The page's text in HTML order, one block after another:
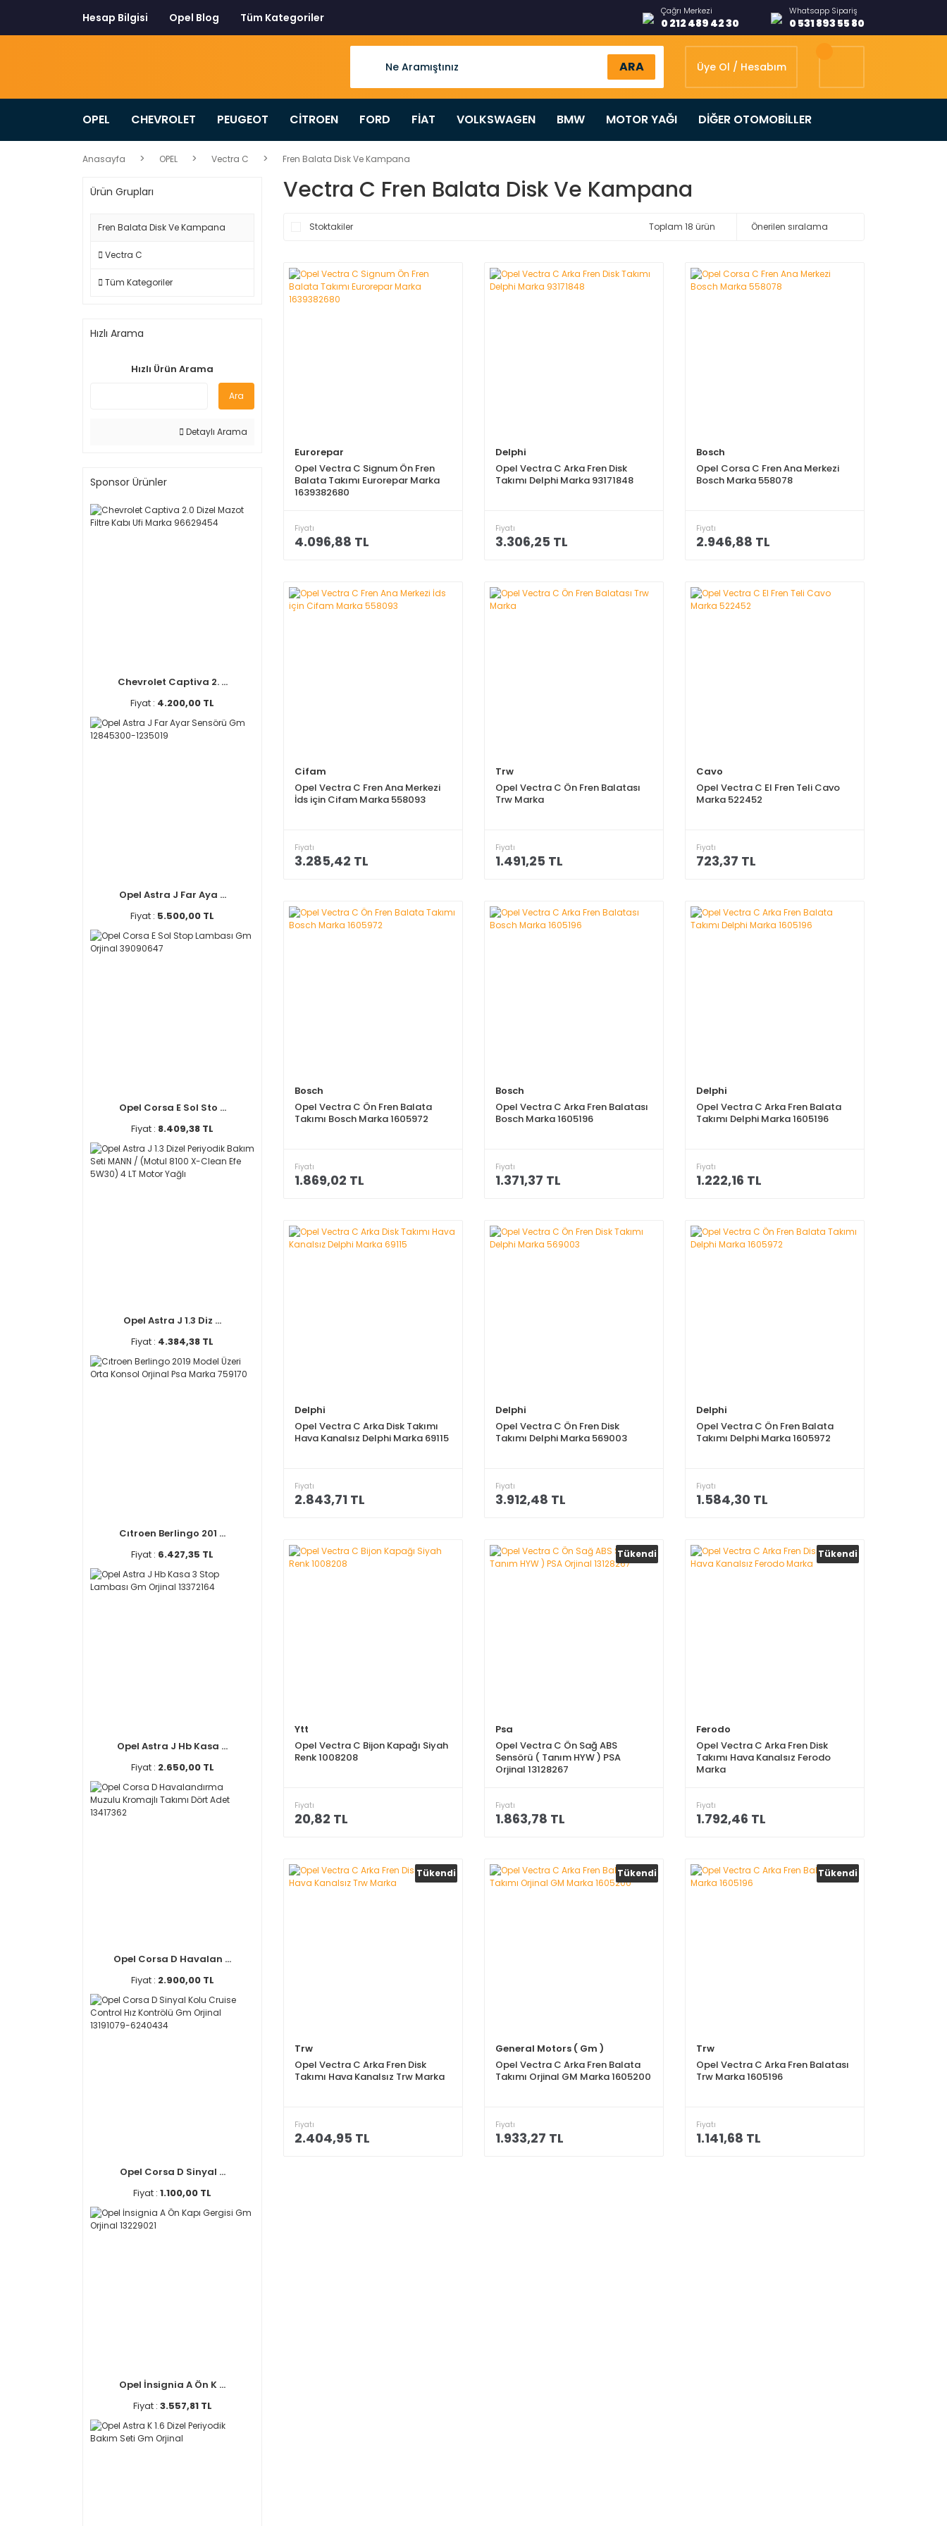
Hesap Bilgisi Opel Blog Tüm Kategoriler Çağrı Merkezi
0 212 489 42 30
Whatsapp Sipariş
0 531 893 55 80
ARA Üye Ol / Hesabım
OPEL CHEVROLET PEUGEOT CİTROEN FORD FİAT VOLKSWAGEN BMW MOTOR YAĞI DİĞER OTOMOBİLLER
Anasayfa OPEL Vectra C Fren Balata Disk Ve Kampana
Ürün Grupları
Fren Balata Disk Ve Kampana
Vectra C
Tüm Kategoriler
Hızlı Arama
Hızlı Ürün Arama
Ara
Detaylı Arama
Sponsor Ürünler
Chevrolet Captiva 2. ...
Fiyat : 4.200,00 TL
Opel Astra J Far Aya ...
Fiyat : 5.500,00 TL
Opel Corsa E Sol Sto ...
Fiyat : 8.409,38 TL
Opel Astra J 1.3 Diz ...
Fiyat : 4.384,38 TL
Cıtroen Berlingo 201 ...
Fiyat : 6.427,35 TL
Opel Astra J Hb Kasa ...
Fiyat : 2.650,00 TL
Opel Corsa D Havalan ...
Fiyat : 2.900,00 TL
Opel Corsa D Sinyal ...
Fiyat : 1.100,00 TL
Opel İnsignia A Ön K ...
Fiyat : 3.557,81 TL
Vectra C Fren Balata Disk Ve Kampana
Stoktakiler Toplam 18 ürün
Eurorepar
Opel Vectra C Signum Ön Fren
Balata Takımı Eurorepar Marka
1639382680
Fiyatı
4.096,88 TL
Delphi
Opel Vectra C Arka Fren Disk
Takımı Delphi Marka 93171848
Fiyatı
3.306,25 TL
Bosch
Opel Corsa C Fren Ana Merkezi
Bosch Marka 558078
Fiyatı
2.946,88 TL
Cifam
Opel Vectra C Fren Ana Merkezi
İds için Cifam Marka 558093
Fiyatı
3.285,42 TL
Trw
Opel Vectra C Ön Fren Balatası
Trw Marka
Fiyatı
1.491,25 TL
Cavo
Opel Vectra C El Fren Teli Cavo
Marka 522452
Fiyatı
723,37 TL
Bosch
Opel Vectra C Ön Fren Balata
Takımı Bosch Marka 1605972
Fiyatı
1.869,02 TL
Bosch
Opel Vectra C Arka Fren Balatası
Bosch Marka 1605196
Fiyatı
1.371,37 TL
Delphi
Opel Vectra C Arka Fren Balata
Takımı Delphi Marka 1605196
Fiyatı
1.222,16 TL
Delphi
Opel Vectra C Arka Disk Takımı
Hava Kanalsız Delphi Marka 69115
Fiyatı
2.843,71 TL
Delphi
Opel Vectra C Ön Fren Disk
Takımı Delphi Marka 569003
Fiyatı
3.912,48 TL
Delphi
Opel Vectra C Ön Fren Balata
Takımı Delphi Marka 1605972
Fiyatı
1.584,30 TL
Ytt
Opel Vectra C Bijon Kapağı Siyah
Renk 1008208
Fiyatı
20,82 TL
Tükendi
Psa
Opel Vectra C Ön Sağ ABS
Sensörü ( Tanım HYW ) PSA
Orjinal 13128267
Fiyatı
1.863,78 TL
Tükendi
Ferodo
Opel Vectra C Arka Fren Disk
Takımı Hava Kanalsız Ferodo
Marka
Fiyatı
1.792,46 TL
Tükendi
Trw
Opel Vectra C Arka Fren Disk
Takımı Hava Kanalsız Trw Marka
Fiyatı
2.404,95 TL
Tükendi
General Motors ( Gm )
Opel Vectra C Arka Fren Balata
Takımı Orjinal GM Marka 1605200
Fiyatı
1.933,27 TL
Tükendi
Trw
Opel Vectra C Arka Fren Balatası
Trw Marka 1605196
Fiyatı
1.141,68 TL